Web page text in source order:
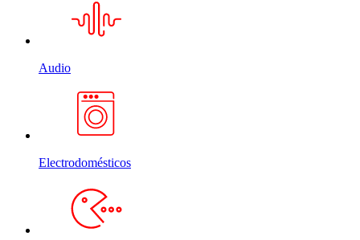
Audio
Electrodomésticos